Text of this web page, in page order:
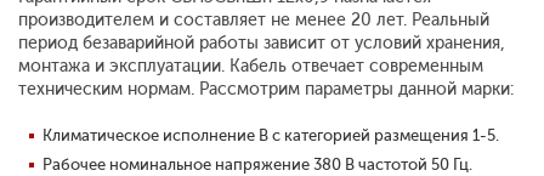
производителем и составляет не менее 20 лет. Реальный
период безаварийной работы зависит от условий хранения,
монтажа и эксплуатации. Кабель отвечает современным
техническим нормам. Рассмотрим параметры данной марки:
Климатическое исполнение В с категорией размещения 1-5.
Рабочее номинальное напряжение 380 В частотой 50 Гц.